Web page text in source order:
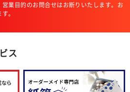
業目的のお問合せはお断りいたします。お
。
ス